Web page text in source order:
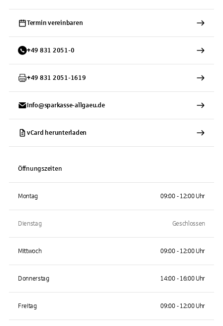
Termin vereinbaren
+49 831 2051-0
+49 831 2051-1619
Info@sparkasse-allgaeu.de
vCard herunterladen
Öffnungszeiten
Montag 09:00 - 12:00 Uhr
Dienstag Geschlossen
Mittwoch 09:00 - 12:00 Uhr
Donnerstag 14:00 - 16:00 Uhr
Freitag 09:00 - 12:00 Uhr